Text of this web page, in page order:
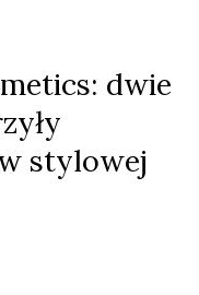
dwie
stylowej